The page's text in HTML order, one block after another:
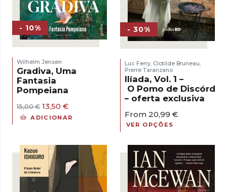
- 10%
Wilhelm Jensen
Gradiva, Uma
Fantasia
Pompeiana
15,00€ O
preço
13,50 €
preço
ADICIONAR
- 30%
Luc Ferry, Clotilde Bruneau
Pierre Taranzano
Ilíada, Vol. 1 –
O Pomo de Discórdia
– oferta exclusiva
From 20,99 €
VER OPÇÕES